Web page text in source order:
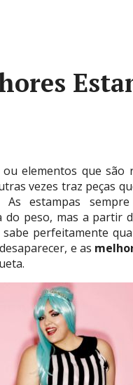
elementos que
vezes traz peças
estampas sempre
do peso, mas a partir
perfeitamente
e as